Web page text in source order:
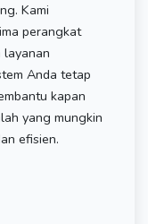
Kami
perangkat
Anda tetap
kapan
yang mungkin
efisien.